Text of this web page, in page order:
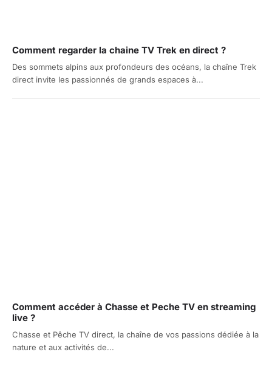
Comment regarder la chaine TV Trek en direct ?
Des sommets alpins aux profondeurs des océans, la chaîne Trek
direct invite les passionnés de grands espaces à...
Comment accéder à Chasse et Peche TV en streaming
live ?
Chasse et Pêche TV direct, la chaîne de vos passions dédiée à la
nature et aux activités de...